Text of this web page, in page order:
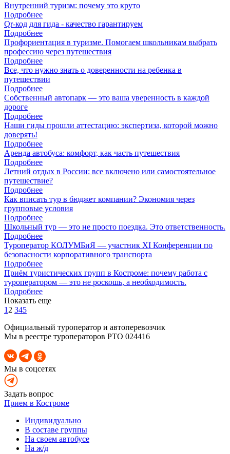
Внутренний туризм: почему это круто
Подробнее
Qr-код для гида - качество гарантируем
Подробнее
Профориентация в туризме. Помогаем школьникам выбрать
профессию через путешествия
Подробнее
Все, что нужно знать о доверенности на ребенка в
путешествии
Подробнее
Собственный автопарк — это ваша уверенность в каждой
дороге
Подробнее
Наши гиды прошли аттестацию: экспертиза, которой можно
доверять!
Подробнее
Аренда автобуса: комфорт, как часть путешествия
Подробнее
Летний отдых в России: все включено или самостоятельное
путешествие?
Подробнее
Как вписать тур в бюджет компании? Экономия через
групповые условия
Подробнее
Школьный тур — это не просто поездка. Это ответственность.
Подробнее
Туроператор КОЛУМБиЯ — участник XI Конференции по
безопасности корпоративного транспорта
Подробнее
Приём туристических групп в Костроме: почему работа с
туроператором — это не роскошь, а необходимость.
Подробнее
Показать еще
1 2 345
Официальный туроператор и автоперевозчик
Мы в реестре туроператоров РТО 024416
Мы в соцсетях
Задать вопрос
Прием в Костроме
Индивидуально
В составе группы
На своем автобусе
На ж/д